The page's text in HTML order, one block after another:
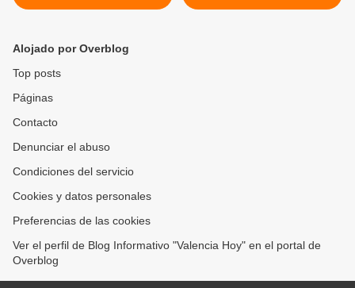
aumentar los salarios de
petrolera de Chevron en
Alojado por Overblog
Top posts
Páginas
Contacto
Denunciar el abuso
Condiciones del servicio
Cookies y datos personales
Preferencias de las cookies
Ver el perfil de Blog Informativo "Valencia Hoy" en el portal de
Overblog